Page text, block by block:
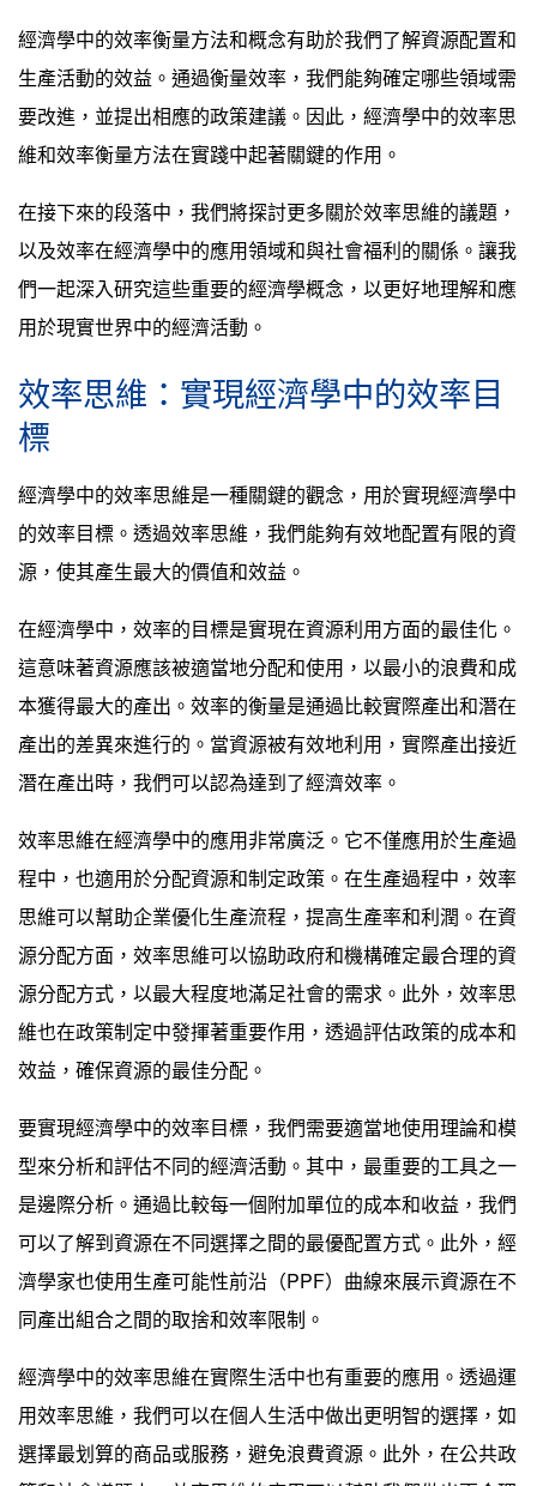
經濟學中的效率衡量方法和概念有助於我們了解資源配置和
生產活動的效益。通過衡量效率，我們能夠確定哪些領域需
要改進，並提出相應的政策建議。因此，經濟學中的效率思
維和效率衡量方法在實踐中起著關鍵的作用。
在接下來的段落中，我們將探討更多關於效率思維的議題，
以及效率在經濟學中的應用領域和與社會福利的關係。讓我
們一起深入研究這些重要的經濟學概念，以更好地理解和應
用於現實世界中的經濟活動。
效率思維：實現經濟學中的效率目
標
經濟學中的效率思維是一種關鍵的觀念，用於實現經濟學中
的效率目標。透過效率思維，我們能夠有效地配置有限的資
源，使其產生最大的價值和效益。
在經濟學中，效率的目標是實現在資源利用方面的最佳化。
這意味著資源應該被適當地分配和使用，以最小的浪費和成
本獲得最大的產出。效率的衡量是通過比較實際產出和潛在
產出的差異來進行的。當資源被有效地利用，實際產出接近
潛在產出時，我們可以認為達到了經濟效率。
效率思維在經濟學中的應用非常廣泛。它不僅應用於生產過
程中，也適用於分配資源和制定政策。在生產過程中，效率
思維可以幫助企業優化生產流程，提高生產率和利潤。在資
源分配方面，效率思維可以協助政府和機構確定最合理的資
源分配方式，以最大程度地滿足社會的需求。此外，效率思
維也在政策制定中發揮著重要作用，透過評估政策的成本和
效益，確保資源的最佳分配。
要實現經濟學中的效率目標，我們需要適當地使用理論和模
型來分析和評估不同的經濟活動。其中，最重要的工具之一
是邊際分析。通過比較每一個附加單位的成本和收益，我們
可以了解到資源在不同選擇之間的最優配置方式。此外，經
濟學家也使用生產可能性前沿（PPF）曲線來展示資源在不
同產出組合之間的取捨和效率限制。
經濟學中的效率思維在實際生活中也有重要的應用。透過運
用效率思維，我們可以在個人生活中做出更明智的選擇，如
選擇最划算的商品或服務，避免浪費資源。此外，在公共政